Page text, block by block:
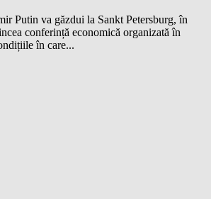
Putin va găzdui la Sankt Petersburg, în
conferință economică organizată în
în care...